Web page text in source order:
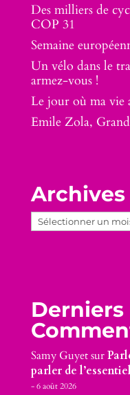
Des milliers de
COP 31
Semaine
Un vélo dans le
armez-vous !
Le jour où ma vie
Emile Zola,
Archives
Archives
Derniers
Samy Guyetsur
parler de
6 août 2026